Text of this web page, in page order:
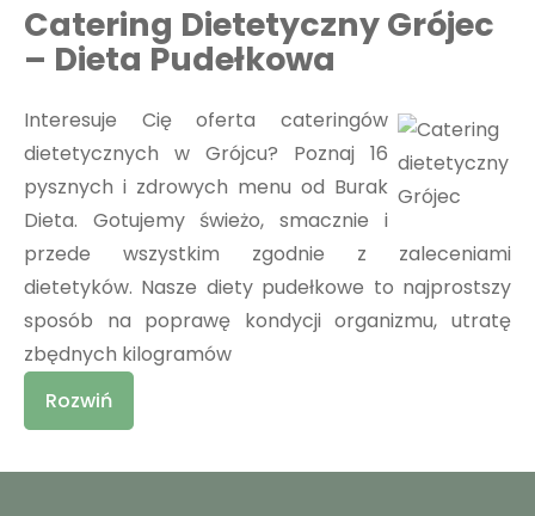
Catering Dietetyczny Grójec
– Dieta Pudełkowa
Interesuje Cię oferta cateringów
dietetycznych w Grójcu? Poznaj 16
pysznych i zdrowych menu od Burak
Dieta. Gotujemy świeżo, smacznie i
przede wszystkim zgodnie z zaleceniami
dietetyków. Nasze diety pudełkowe to najprostszy
sposób na poprawę kondycji organizmu, utratę
zbędnych kilogramów
Rozwiń